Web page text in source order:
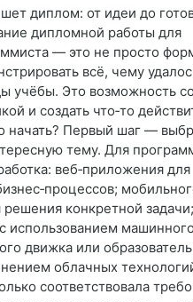
диплом: от идеи до
дипломной работы для
— это не просто
всё, чему
учёбы. Это возможность
и создать что‑то
начать? Первый шаг —
тему. Для
веб‑приложения для
конкретной
использованием машинного
движка или
облачных
соответствовала